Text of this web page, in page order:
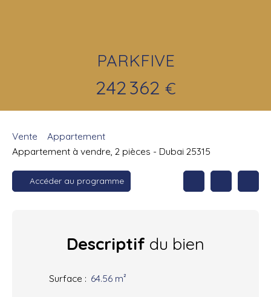
PARKFIVE
242 362 €
Vente
Appartement
Appartement à vendre, 2 pièces - Dubai 25315
Accéder au programme
Descriptif du bien
Surface : 64.56 m²